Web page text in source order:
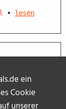
ein
Cookie
unserer
• lesen